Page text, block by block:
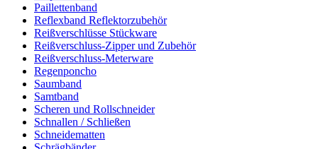
Paillettenband
Reflexband Reflektorzubehör
Reißverschlüsse Stückware
Reißverschluss-Zipper und Zubehör
Reißverschluss-Meterware
Regenponcho
Saumband
Samtband
Scheren und Rollschneider
Schnallen / Schließen
Schneidematten